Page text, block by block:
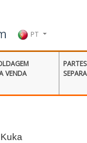
PT
VENDA
PARTES